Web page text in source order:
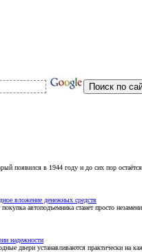
появился в 1944 году и до сих пор
вложение денежных средств
автоподъемника станет просто
надежности
двери устанавливаются практически на